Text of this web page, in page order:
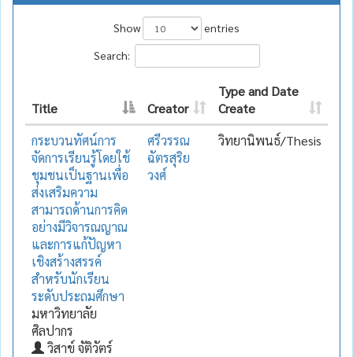
Show
entries
Search:
Title Creator
Type and Date
Create
กระบวนทัศน์การ
จัดการเรียนรู้โดยใช้
ชุมชนเป็นฐานเพื่อ
ส่งเสริมความ
สามารถด้านการคิด
อย่างมีวิจารณญาณ
และการแก้ปัญหา
เชิงสร้างสรรค์
สำหรับนักเรียน
ระดับประถมศึกษา
มหาวิทยาลัย
ศิลปากร
วิสาข์ จัติวัตร์
ศรีวรรณ
ฉัตรสุริย
วงศ์
วิทยานิพนธ์/Thesis